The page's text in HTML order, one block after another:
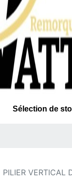
Sélection de
PILIER